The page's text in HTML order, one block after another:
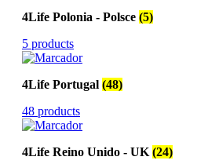
4Life Polonia - Polsce (5)
5 products
4Life Portugal (48)
48 products
4Life Reino Unido - UK (24)